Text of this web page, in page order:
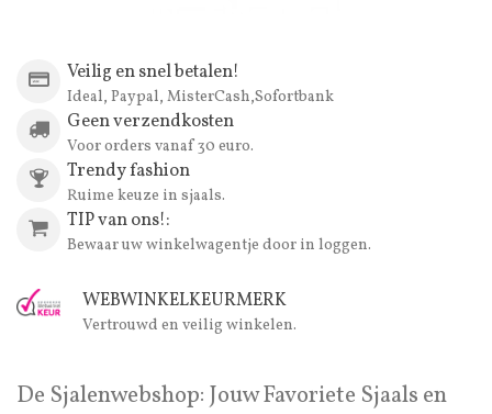
Veilig en snel betalen!
Ideal, Paypal, MisterCash,Sofortbank
Geen verzendkosten
Voor orders vanaf 30 euro.
Trendy fashion
Ruime keuze in sjaals.
TIP van ons!:
Bewaar uw winkelwagentje door in loggen.
WEBWINKELKEURMERK
Vertrouwd en veilig winkelen.
De Sjalenwebshop: Jouw Favoriete Sjaals en